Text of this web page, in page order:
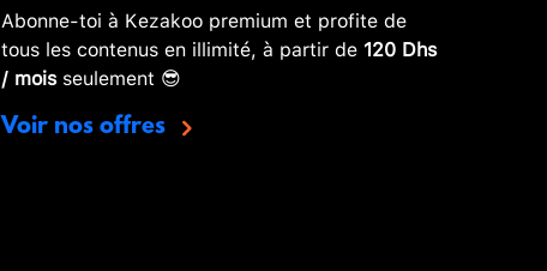
Abonne-toi à Kezakoo premium et profite de
tous les contenus en illimité, à partir de 120 Dhs
/ moisseulement 😎
Voir nos offres